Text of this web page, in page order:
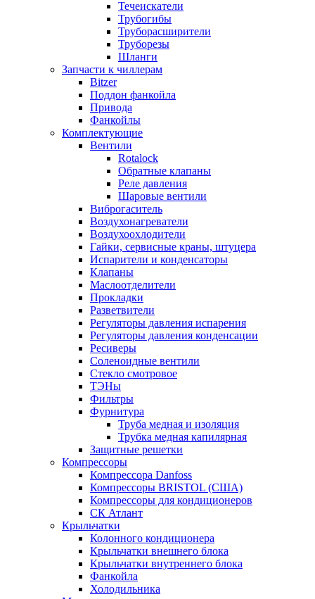
Течеискатели
Трубогибы
Труборасширители
Труборезы
Шланги
Запчасти к чиллерам
Bitzer
Поддон фанкойла
Привода
Фанкойлы
Комплектующие
Вентили
Rotalock
Обратные клапаны
Реле давления
Шаровые вентили
Виброгаситель
Воздухонагреватели
Воздухоохлодители
Гайки, сервисные краны, штуцера
Испарители и конденсаторы
Клапаны
Маслоотделители
Прокладки
Разветвители
Регуляторы давления испарения
Регуляторы давления конденсации
Ресиверы
Соленоидные вентили
Стекло смотровое
ТЭНы
Фильтры
Фурнитура
Труба медная и изоляция
Трубка медная капилярная
Защитные решетки
Компрессоры
Компрессора Danfoss
Компрессоры BRISTOL (США)
Компрессоры для кондиционеров
СК Атлант
Крыльчатки
Колонного кондиционера
Крыльчатки внешнего блока
Крыльчатки внутреннего блока
Фанкойла
Холодильника